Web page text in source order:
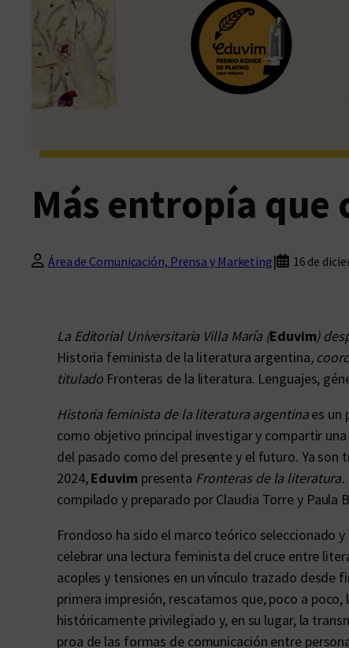
Más entropía que
Área de Comunicación, Prensa y Marketing| 16 de
La Editorial Universitaria Villa María (Eduvim)
Historia feminista de la literatura argentina,
titulado Fronteras de la literatura. Lenguajes,
Historia feminista de la literatura argentinaes un
como objetivo principal investigar y compartir
del pasado como del presente y el futuro. Ya
2024,Eduvim presenta Fronteras de la
compilado y preparado por Claudia Torre y Paula
Frondoso ha sido el marco teórico seleccionado
celebrar una lectura feminista del cruce entre
acoples y tensiones en un vínculo trazado desde
primera impresión, rescatamos que, poco a
históricamente privilegiado y, en su lugar, la
proa de las formas de comunicación entre